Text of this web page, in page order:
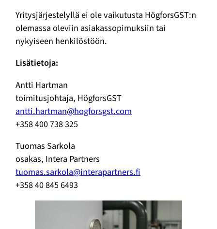
Yritysjärjestelyllä ei ole vaikutusta HögforsGST:n
olemassa oleviin asiakassopimuksiin tai
nykyiseen henkilöstöön.
Lisätietoja:
Antti Hartman
toimitusjohtaja, HögforsGST
antti.hartman@hogforsgst.com
+358 400 738 325
Tuomas Sarkola
osakas, Intera Partners
tuomas.sarkola@interapartners.fi
+358 40 845 6493